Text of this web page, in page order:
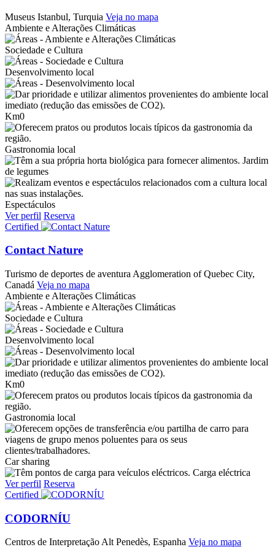
Museus Istanbul, Turquia Veja no mapa
Ambiente e Alterações Climáticas
Sociedade e Cultura
Desenvolvimento local
Km0
Gastronomia local
Jardim
de legumes
Espectáculos
Ver perfil Reserva
Certified
Contact Nature
Turismo de deportes de aventura Agglomeration of Quebec City,
Canadá Veja no mapa
Ambiente e Alterações Climáticas
Sociedade e Cultura
Desenvolvimento local
Km0
Gastronomia local
Car sharing
Carga eléctrica
Ver perfil Reserva
Certified
CODORNÍU
Centros de InterpretaçãoAlt Penedès, Espanha Veja no mapa